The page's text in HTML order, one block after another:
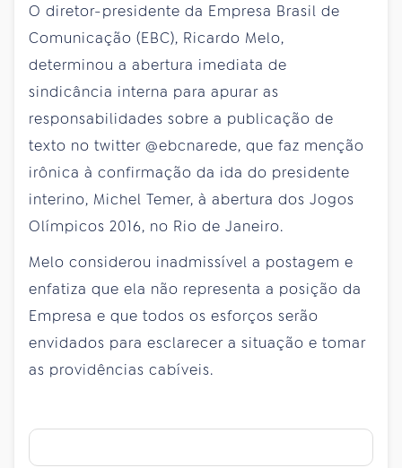
O diretor-presidente da Empresa Brasil de
Comunicação (EBC), Ricardo Melo,
determinou a abertura imediata de
sindicância interna para apurar as
responsabilidades sobre a publicação de
texto no twitter @ebcnarede, que faz menção
irônica à confirmação da ida do presidente
interino, Michel Temer, à abertura dos Jogos
Olímpicos 2016, no Rio de Janeiro.
Melo considerou inadmissível a postagem e
enfatiza que ela não representa a posição da
Empresa e que todos os esforços serão
envidados para esclarecer a situação e tomar
as providências cabíveis.